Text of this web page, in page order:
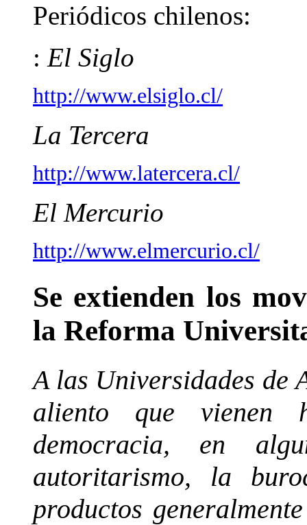
Periódicos chilenos:
: El Siglo
http://www.elsiglo.cl/
La Tercera
http://www.latercera.cl/
El Mercurio
http://www.elmercurio.cl/
Se extienden los
la Reforma
A las Universidades de
aliento que vienen
democracia, en
autoritarismo, la
productos